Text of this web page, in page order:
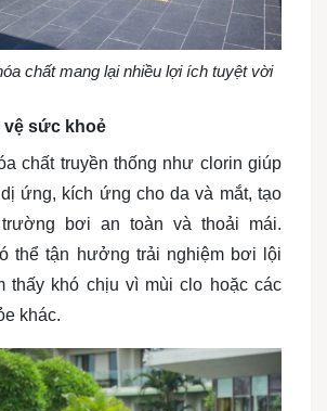
chất mang lại nhiều lợi ích tuyệt vời
vệ sức khoẻ
chất truyền thống như clorin giúp
ứng, kích ứng cho da và mắt, tạo
bơi an toàn và thoải mái.
thể tận hưởng trải nghiệm bơi lội
thấy khó chịu vì mùi clo hoặc các
khác.